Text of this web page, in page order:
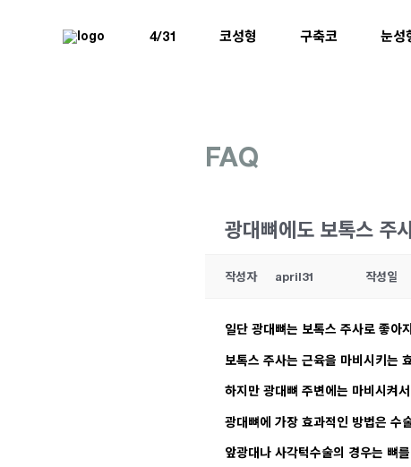
4/31 코성형 구축코 눈성
FAQ
광대뼈에도 보톡스 주
작성자 april31 작성일
일단 광대뼈는 보톡스 주사로 좋아
보톡스 주사는 근육을 마비시키는
하지만 광대뼈 주변에는 마비시켜
광대뼈에 가장 효과적인 방법은 수
앞광대나 사각턱수술의 경우는 뼈